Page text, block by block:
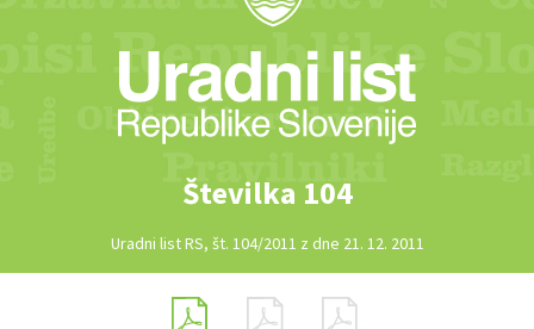
Številka 104
Uradni list RS, št. 104/2011 z dne 21. 12. 2011